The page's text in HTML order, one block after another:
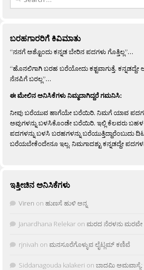
ಬರಹಗಾರರಿಗೆ ಕಿವಿಮಾತು
“ನನಗೆ ಅಶ್ಟೊಂದು ಕನ್ನಡ ಬೇರಿನ ಪದಗಳು ಗೊತ್ತಿಲ್ಲ”…
“ಹೊನಲಿಗಾಗಿ ಬರಹ ಬರೆಯೋದು ಕಶ್ಟವಾಗುತ್ತೆ.
ನೆನಪಿಗೆ ಬರಲ್ಲ”…
ಈ ಮೇಲಿನ ಅನಿಸಿಕೆಗಳು ನಿಮ್ಮದಾಗಿದ್ದರೆ ಗಮನಿಸಿ:
ನೀವು ಬರೆಯುವ ಹಾಗೆಯೇ ಬರೆಯಿರಿ. ನಿಮಗೆ ಯಾವ
ಅವುಗಳನ್ನು ಬಳಸಿಕೊಂಡೇ ಬರೆಯಿರಿ. ಇಲ್ಲಿ ಕೆಲವರು ಬಹಳ
ಪದಗಳನ್ನು ಬಳಸಿ ಬರಹಗಳನ್ನು ಬರೆಯುತ್ತಿದ್ದಾರೆಂಬುದು
ಬರೆಯಬೇಕೆಂದೇನೂ ಇಲ್ಲ. ನಿಮಗಾದಶ್ಟು ಕನ್ನಡದ್ದೇ
ಇತ್ತೀಚಿನ ಅನಿಸಿಕೆಗಳು
Viren on ಹುಣಸೆ ಹುಳಿ ಅನ್ನ
Janardhana Relekar on ಮರದ ನೆರಳನು ಮರವೇ
rjnivah on ಮನಸೂರೆಗೊಳ್ಳುವ ಲೈಟ್ಲಮ್ ಕಣಿವೆ
Siddanagouda kalakeri on ಬಾದಮಿ